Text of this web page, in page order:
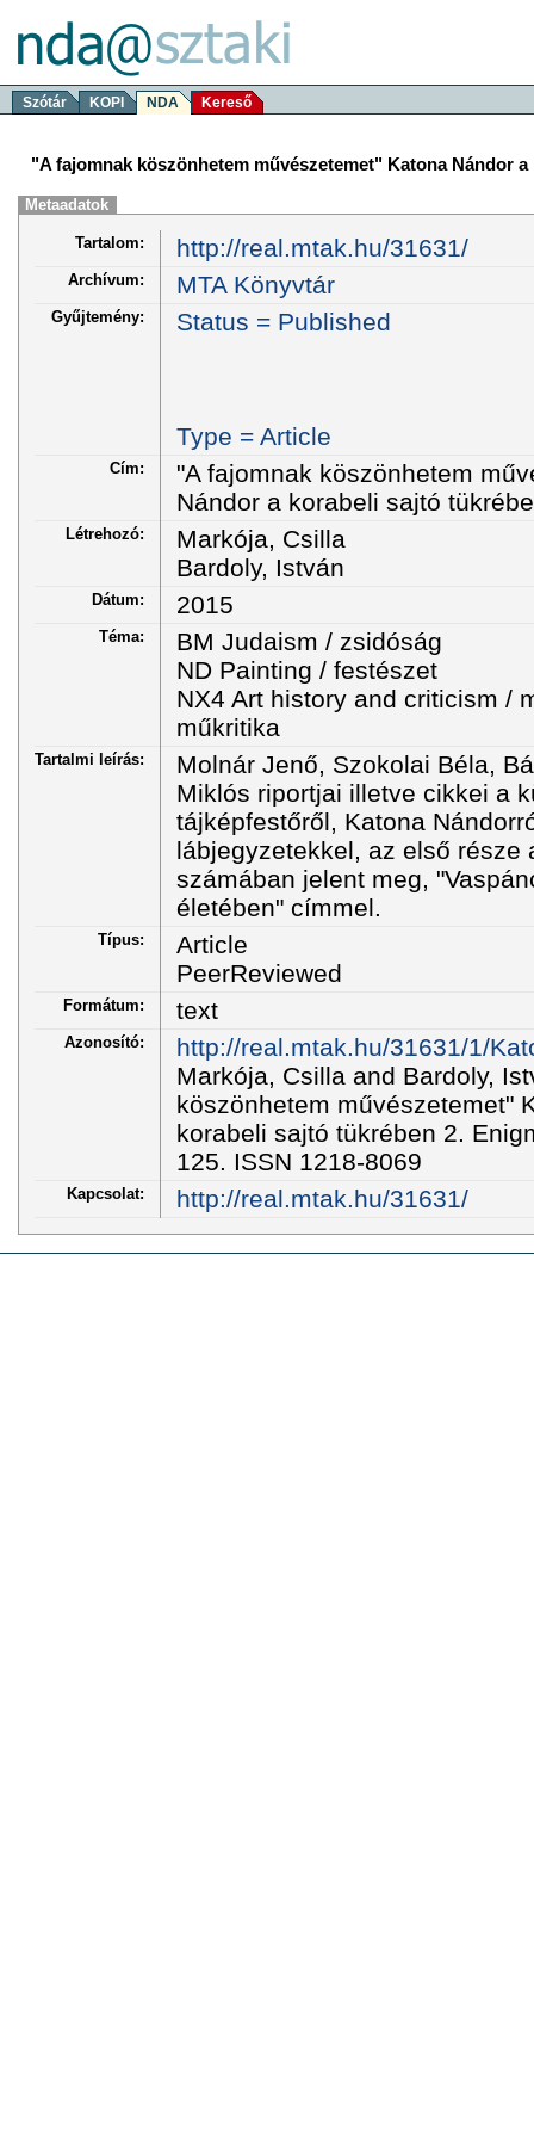
Szótár KOPI NDA Kereső
"A fajomnak köszönhetem művészetemet" Katona Nándor
Metaadatok
Tartalom: http://real.mtak.hu/31631/
Archívum: MTA Könyvtár
Gyűjtemény: Status = Published
Type = Article
Cím:
"A fajomnak köszönhetem
Nándor a korabeli sajtó
Létrehozó:
Markója, Csilla
Bardoly, István
Dátum: 2015
Téma:
BM Judaism / zsidóság
ND Painting / festészet
NX4 Art history and criticism /
műkritika
Tartalmi leírás:
Molnár Jenő, Szokolai Béla,
Miklós riportjai illetve cikkei a
tájképfestőről, Katona
lábjegyzetekkel, az első része
számában jelent meg,
életében" címmel.
Típus:
Article
PeerReviewed
Formátum: text
Azonosító:
http://real.mtak.hu/31631/1/
Markója, Csilla and Bardoly,
köszönhetem művészetemet"
korabeli sajtó tükrében 2.
125. ISSN 1218-8069
Kapcsolat: http://real.mtak.hu/31631/